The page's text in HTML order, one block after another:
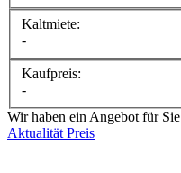
Kaltmiete:
-
Kaufpreis:
-
Wir haben ein Angebot für Sie
Aktualität Preis